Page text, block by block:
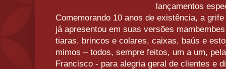
lançamentos
Comemorando 10 anos de existência, a
já apresentou em suas versões
tiaras, brincos e colares, caixas, baús e
mimos – todos, sempre feitos, um a um,
Francisco - para alegria geral de clientes e